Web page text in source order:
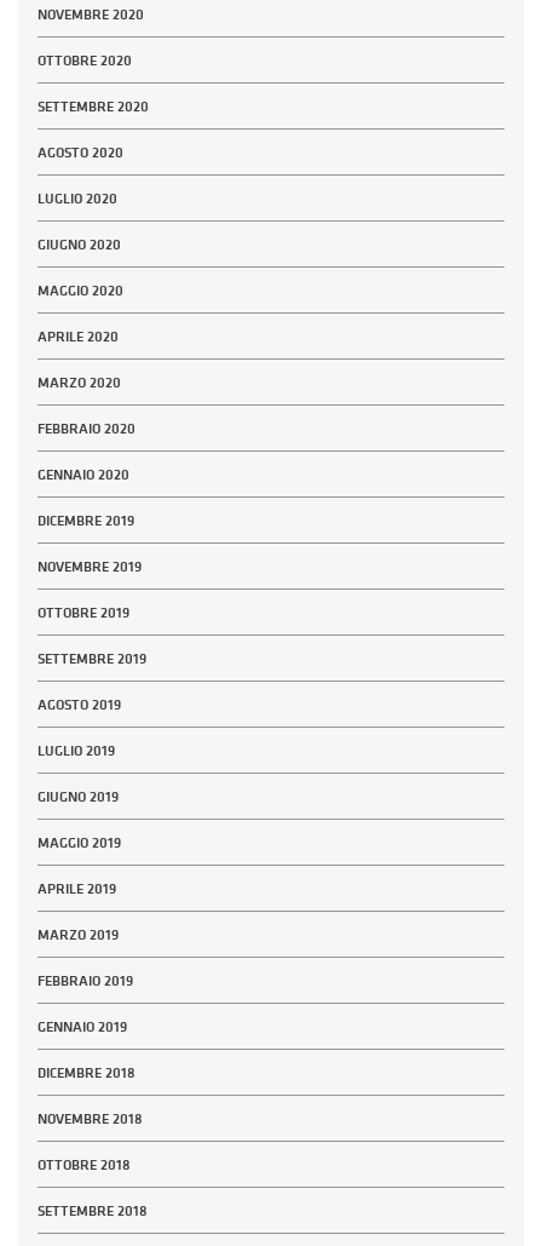
NOVEMBRE 2020
OTTOBRE 2020
SETTEMBRE 2020
AGOSTO 2020
LUGLIO 2020
GIUGNO 2020
MAGGIO 2020
APRILE 2020
MARZO 2020
FEBBRAIO 2020
GENNAIO 2020
DICEMBRE 2019
NOVEMBRE 2019
OTTOBRE 2019
SETTEMBRE 2019
AGOSTO 2019
LUGLIO 2019
GIUGNO 2019
MAGGIO 2019
APRILE 2019
MARZO 2019
FEBBRAIO 2019
GENNAIO 2019
DICEMBRE 2018
NOVEMBRE 2018
OTTOBRE 2018
SETTEMBRE 2018